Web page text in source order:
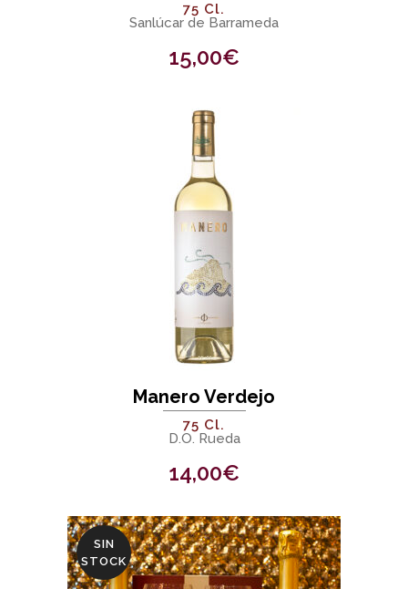
75 Cl.
Sanlúcar de Barrameda
15,00€
Manero Verdejo
75 Cl.
D.O. Rueda
14,00€
SIN
STOCK